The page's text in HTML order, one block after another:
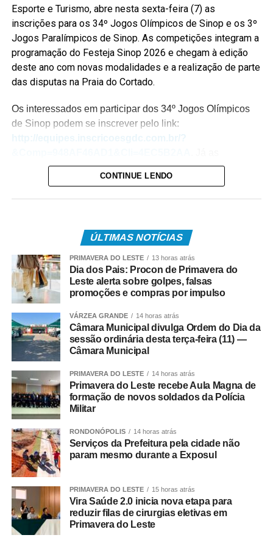
Esporte e Turismo, abre nesta sexta-feira (7) as
inscrições para os 34º Jogos Olímpicos de Sinop e os 3º
Jogos Paralímpicos de Sinop. As competições integram a
programação do Festeja Sinop 2026 e chegam à edição
deste ano com novas modalidades e a realização de parte
das disputas na Praia do Cortado.
Os interessados em participar dos 34º Jogos Olímpicos
de Sinop podem se inscrever pelo link:
inscrições para os 3º Jogos Paralímpicos de Sinop estão
disponíveis no link:
http://equipes.inscricoesgdc.com.br/?
Entre as novidades desta edição está a inclusão das
modalidades de boliche e vôlei de praia nos Jogos
Paralímpicos. Outra atração será o passeio ciclístico, com
percurso entre o Residencial Paris e a Praia do Cortado,
aberto à participação da comunidade. A Praia do Cortado
também passa a integrar oficialmente a programação
esportiva dos jogos. As disputas de beach tennis, vôlei de
praia e futevôlei serão realizadas no local.
modalidades coletivas e individuais, como basquetebol,
futsal, futebol sete, handebol, voleibol, ciclismo, mountain
bike, natação, karatê, tênis de mesa, xadrez, basquete
3×3, beach tennis, futevôlei e vôlei de praia. Já os 3º
Jogos Paralímpicos de Sinop contarão com disputas de
atletismo, natação, tênis de mesa, xadrez, vôlei de praia e
boliche, nas categorias masculina e feminina.
O secretário municipal de Cultura, Esporte e Turismo,
Gabriel Vasconcelos, destacou que os jogos representam
uma das principais ações de incentivo ao esporte
CONTINUE LENDO
ÚLTIMAS NOTÍCIAS
PRIMAVERA DO LESTE 13 horas atrás
Dia dos Pais: Procon de Primavera do
Leste alerta sobre golpes, falsas
promoções e compras por impulso
VÁRZEA GRANDE 14 horas atrás
Câmara Municipal divulga Ordem do Dia da
sessão ordinária desta terça-feira (11) —
Câmara Municipal
PRIMAVERA DO LESTE 14 horas atrás
Primavera do Leste recebe Aula Magna de
formação de novos soldados da Polícia
Militar
RONDONÓPOLIS 14 horas atrás
Serviços da Prefeitura pela cidade não
param mesmo durante a Exposul
PRIMAVERA DO LESTE 15 horas atrás
Vira Saúde 2.0 inicia nova etapa para
reduzir filas de cirurgias eletivas em
Primavera do Leste